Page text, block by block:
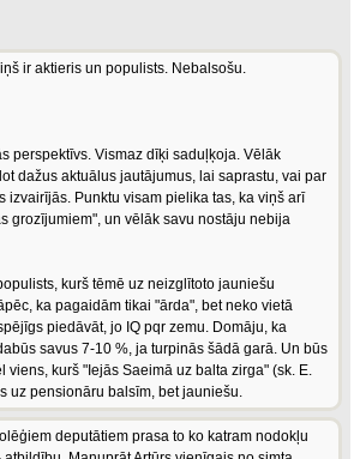
ir aktieris un populists. Nebalsošu.
perspektīvs. Vismaz dīķi saduļķoja. Vēlāk
dažus aktuālus jautājumus, lai saprastu, vai par
izvairījās. Punktu visam pielika tas, ka viņš arī
grozījumiem", un vēlāk savu nostāju nebija
kurš tēmē uz neizglītoto jauniešu
ka pagaidām tikai "ārda", bet neko vietā
piedāvāt, jo IQ pqr zemu. Domāju, ka
savus 7-10 %, ja turpinās šādā garā. Un būs
viens, kurš "Iejās Saeimā uz balta zirga" (sk. E.
uz pensionāru balsīm, bet jauniešu.
deputātiem prasa to ko katram nodokļu